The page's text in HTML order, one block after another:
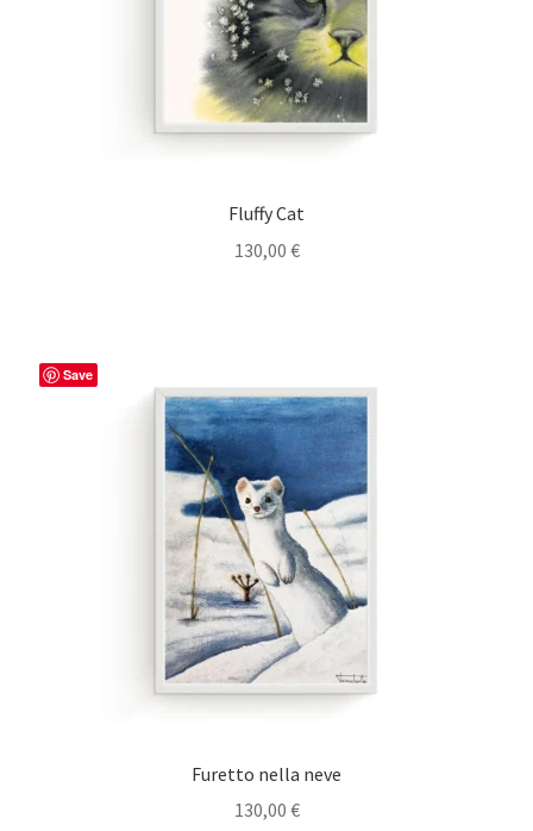
Fluffy Cat
130,00 €
Save
Furetto nella neve
130,00 €